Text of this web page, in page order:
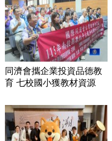
同濟會攜企業投資品德教
育 七校國小獲教材資源